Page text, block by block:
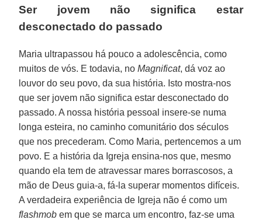
Ser jovem não significa estar
desconectado do passado
Maria ultrapassou há pouco a adolescência, como
muitos de vós. E todavia, noMagnificat, dá voz ao
louvor do seu povo, da sua história. Isto mostra-nos
que ser jovem não significa estar desconectado do
passado. A nossa história pessoal insere-se numa
longa esteira, no caminho comunitário dos séculos
que nos precederam. Como Maria, pertencemos a um
povo. E a história da Igreja ensina-nos que, mesmo
quando ela tem de atravessar mares borrascosos, a
mão de Deus guia-a, fá-la superar momentos difíceis.
A verdadeira experiência de Igreja não é como um
flashmob em que se marca um encontro, faz-se uma